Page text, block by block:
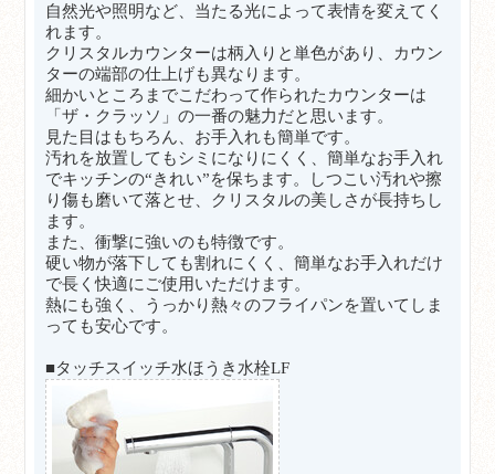
自然光や照明など、当たる光によって表情を変えてく
れます。
クリスタルカウンターは柄入りと単色があり、カウン
ターの端部の仕上げも異なります。
細かいところまでこだわって作られたカウンターは
「ザ・クラッソ」の一番の魅力だと思います。
見た目はもちろん、お手入れも簡単です。
汚れを放置してもシミになりにくく、簡単なお手入れ
でキッチンの“きれい”を保ちます。しつこい汚れや擦
り傷も磨いて落とせ、クリスタルの美しさが長持ちし
ます。
また、衝撃に強いのも特徴です。
硬い物が落下しても割れにくく、簡単なお手入れだけ
で長く快適にご使用いただけます。
熱にも強く、うっかり熱々のフライパンを置いてしま
っても安心です。
■タッチスイッチ水ほうき水栓LF